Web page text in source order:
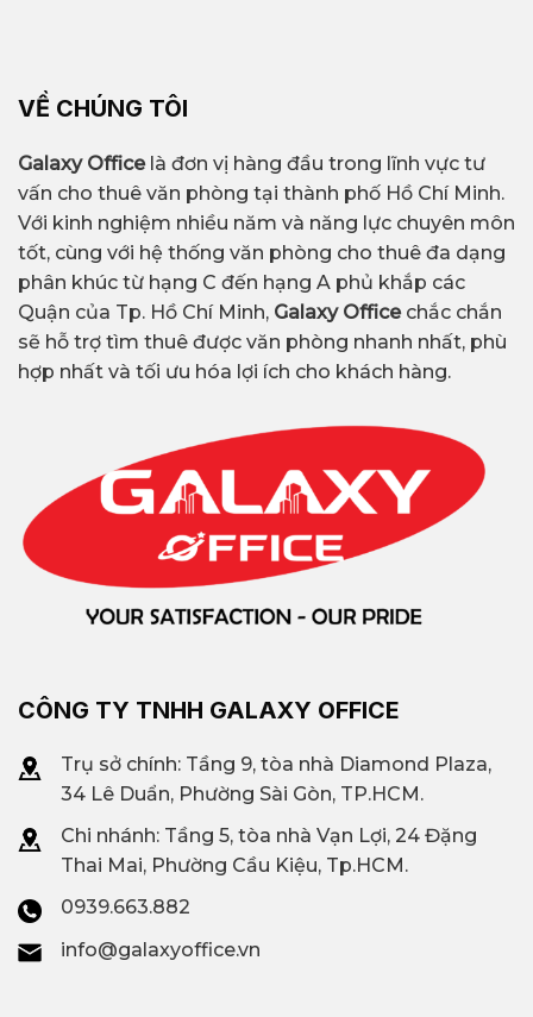
VỀ CHÚNG TÔI
Galaxy Officelà đơn vị hàng đầu trong lĩnh vực tư
vấn cho thuê văn phòng tại thành phố Hồ Chí Minh.
Với kinh nghiệm nhiều năm và năng lực chuyên môn
tốt, cùng với hệ thống văn phòng cho thuê đa dạng
phân khúc từ hạng C đến hạng A phủ khắp các
Quận của Tp. Hồ Chí Minh, Galaxy Office chắc chắn
sẽ hỗ trợ tìm thuê được văn phòng nhanh nhất, phù
hợp nhất và tối ưu hóa lợi ích cho khách hàng.
CÔNG TY TNHH GALAXY OFFICE
Trụ sở chính: Tầng 9, tòa nhà Diamond Plaza,
34 Lê Duẩn, Phường Sài Gòn, TP.HCM.
Chi nhánh: Tầng 5, tòa nhà Vạn Lợi, 24 Đặng
Thai Mai, Phường Cầu Kiệu, Tp.HCM.
0939.663.882
info@galaxyoffice.vn